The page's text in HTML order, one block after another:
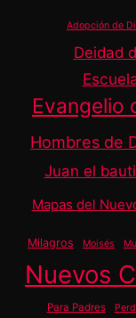
Adopción de
Deidad
Evangelio
Hombres de
Juan el
Mapas del
Milagros Moisés
Nuevos
Para Padres